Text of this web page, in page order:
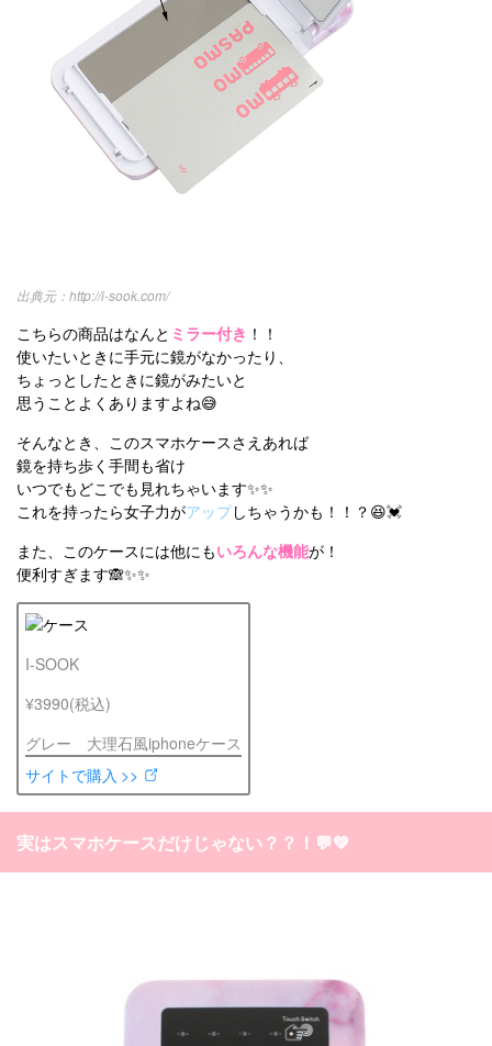
http://i-sook.com/
こちらの商品はなんと ミラー付き ！！
使いたいときに手元に鏡がなかったり、
ちょっとしたときに鏡がみたいと
思うことよくありますよね😅
そんなとき、このスマホケースさえあれば
鏡を持ち歩く手間も省け
いつでもどこでも見れちゃいます✨✨
これを持ったら女子力がアップしちゃうかも！！？😆💓
また、このケースには他にもいろんな機能が！
便利すぎます🙈✨✨
I-SOOK
¥3990(税込)
グレー 大理石風iphoneケース
サイトで購入 >>
実はスマホケースだけじゃない？？！💬💚